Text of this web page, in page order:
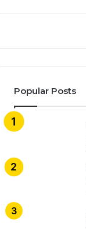
Popular Posts